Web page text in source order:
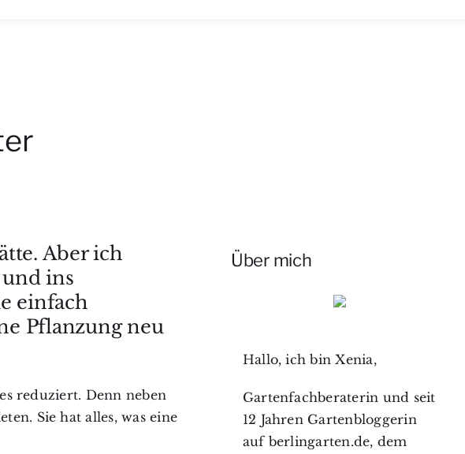
Aber ich
ins
einfach
Pflanzung neu
reduziert. Denn neben
Sie hat alles, was eine
Über mich
Hallo, ich bin Xenia,
Gartenfachberaterin und seit
12 Jahren Gartenbloggerin
auf berlingarten.de, dem